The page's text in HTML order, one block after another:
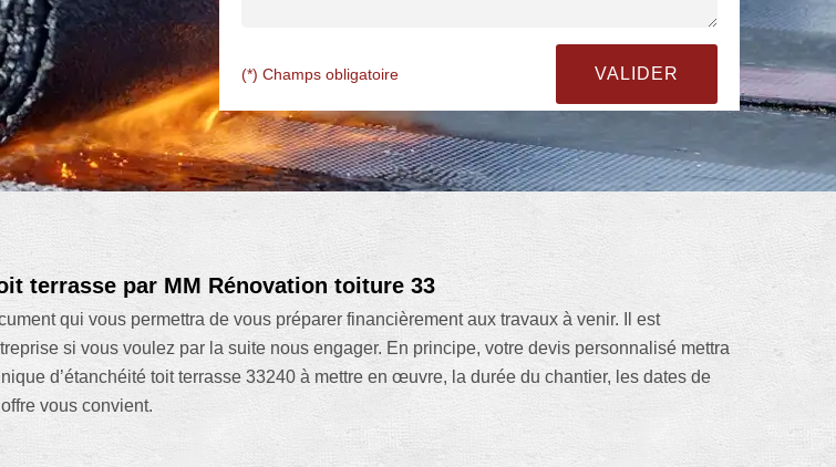
(*) Champs obligatoire
terrasse par MM Rénovation toiture 33
qui vous permettra de vous préparer financièrement aux travaux à venir. Il est
si vous voulez par la suite nous engager. En principe, votre devis personnalisé mettra
d’étanchéité toit terrasse 33240 à mettre en œuvre, la durée du chantier, les dates de
vous convient.